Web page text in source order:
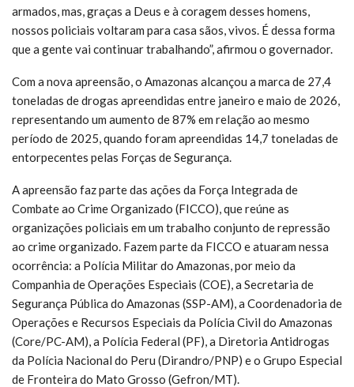
armados, mas, graças a Deus e à coragem desses homens,
nossos policiais voltaram para casa sãos, vivos. É dessa forma
que a gente vai continuar trabalhando”, afirmou o governador.
Com a nova apreensão, o Amazonas alcançou a marca de 27,4
toneladas de drogas apreendidas entre janeiro e maio de 2026,
representando um aumento de 87% em relação ao mesmo
período de 2025, quando foram apreendidas 14,7 toneladas de
entorpecentes pelas Forças de Segurança.
A apreensão faz parte das ações da Força Integrada de
Combate ao Crime Organizado (FICCO), que reúne as
organizações policiais em um trabalho conjunto de repressão
ao crime organizado. Fazem parte da FICCO e atuaram nessa
ocorrência: a Polícia Militar do Amazonas, por meio da
Companhia de Operações Especiais (COE), a Secretaria de
Segurança Pública do Amazonas (SSP-AM), a Coordenadoria de
Operações e Recursos Especiais da Polícia Civil do Amazonas
(Core/PC-AM), a Polícia Federal (PF), a Diretoria Antidrogas
da Polícia Nacional do Peru (Dirandro/PNP) e o Grupo Especial
de Fronteira do Mato Grosso (Gefron/MT).